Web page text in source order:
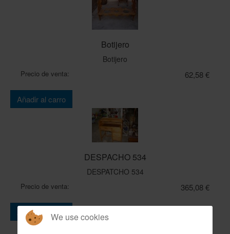
Botijero
Botijero
Precio de venta: 62,58 €
Cantidad:
Añadir al carro
DESPACHO 534
DESPATCHO 534
Precio de venta: 365,08 €
Cantidad:
Añadir al carroWe use cookies